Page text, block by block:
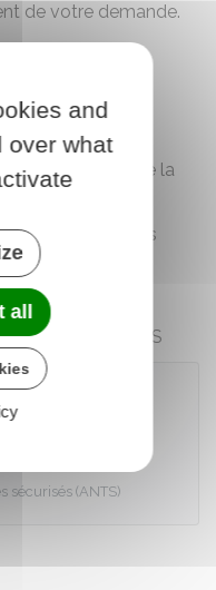
de votre demande.
: "Je demande la
les justificatifs
espace ANTS
sécurisés (ANTS)
and
over what
all